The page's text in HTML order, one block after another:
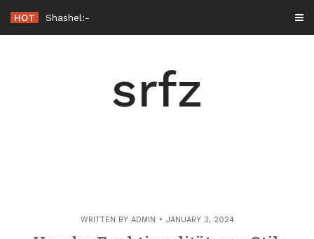
content
HOT
srfz
WRITTEN BY ADMIN JANUARY 3, 2024